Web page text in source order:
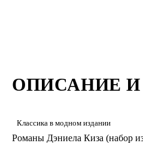
ОПИСАНИЕ И
Классика в модном издании
Романы Дэниела Киза (набор